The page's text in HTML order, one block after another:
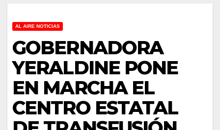
AL AIRE NOTICIAS
GOBERNADORA
YERALDINE PONE
EN MARCHA EL
CENTRO ESTATAL